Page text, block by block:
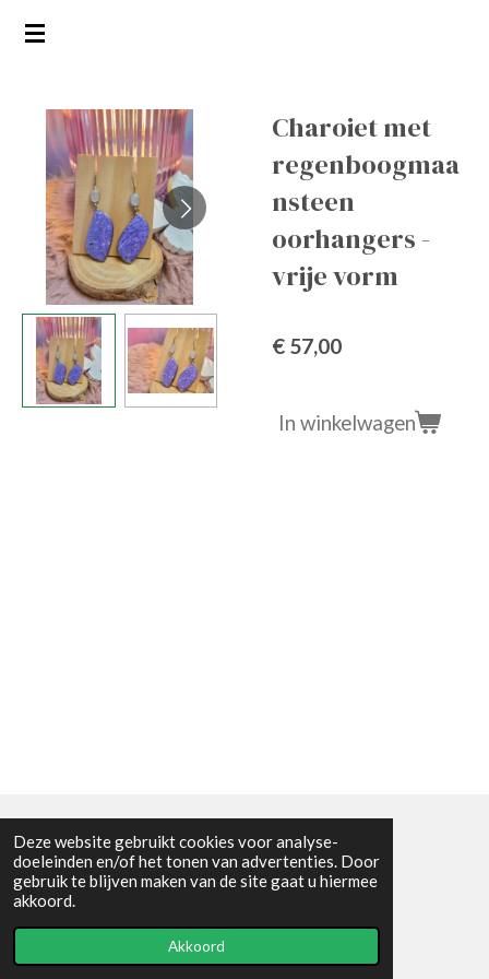
Deze website gebruikt cookies voor analyse-
doeleinden en/of het tonen van advertenties. Door
gebruik te blijven maken van de site gaat u hiermee
akkoord.
Akkoord
Ga
hoofdinhoud
Charoiet met
regenboogmaa
nsteen
oorhangers -
vrije vorm
€ 57,00
In winkelwagen
Algemene voorwaarden
© 2021 - RC en mineralenshop Het vlinderpad